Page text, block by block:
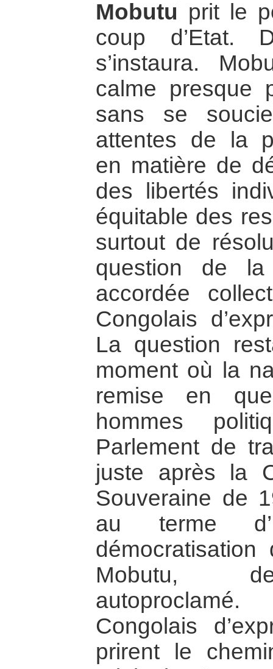
Mobutu prit le
coup d’Etat.
s’instaura.
calme presque
sans se
attentes de la
en matière de
des libertés
équitable des
surtout de
question de la
accordée
Congolais
La question
moment où la
remise en
hommes
Parlement de
juste après la
Souveraine de
au terme
Mobutu,
Congolais
prirent le